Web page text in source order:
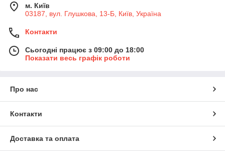
м. Київ
03187, вул. Глушкова, 13-Б, Київ, Україна
Контакти
Сьогодні працює з 09:00 до 18:00
Показати весь графік роботи
Про нас
Контакти
Доставка та оплата